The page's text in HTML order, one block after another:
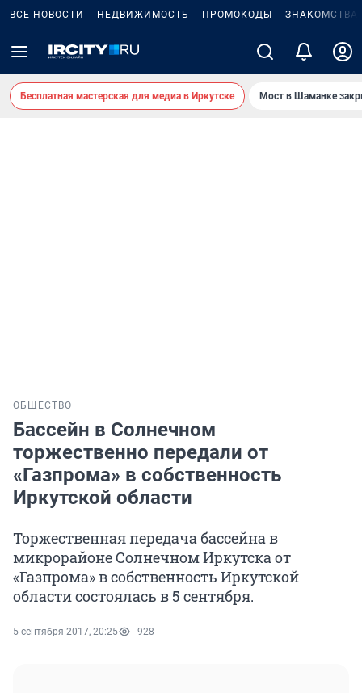
ВСЕ НОВОСТИ НЕДВИЖИМОСТЬ ПРОМОКОДЫ ЗНАКОМСТВА
Бесплатная мастерская для медиа в Иркутске Мост в Шаманке
ОБЩЕСТВО
Бассейн в Солнечном
торжественно передали от
«Газпрома» в собственность
Иркутской области
Торжественная передача бассейна в
микрорайоне Солнечном Иркутска от
«Газпрома» в собственность Иркутской
области состоялась в 5 сентября.
5 сентября 2017, 20:25 928